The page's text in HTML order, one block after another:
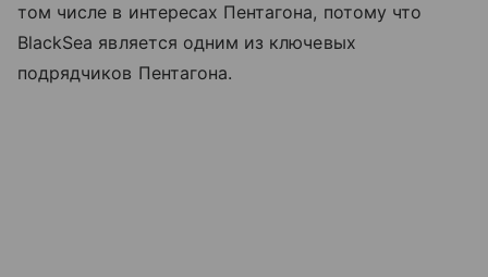
том числе в интересах Пентагона, потому что
BlackSea является одним из ключевых
подрядчиков Пентагона.